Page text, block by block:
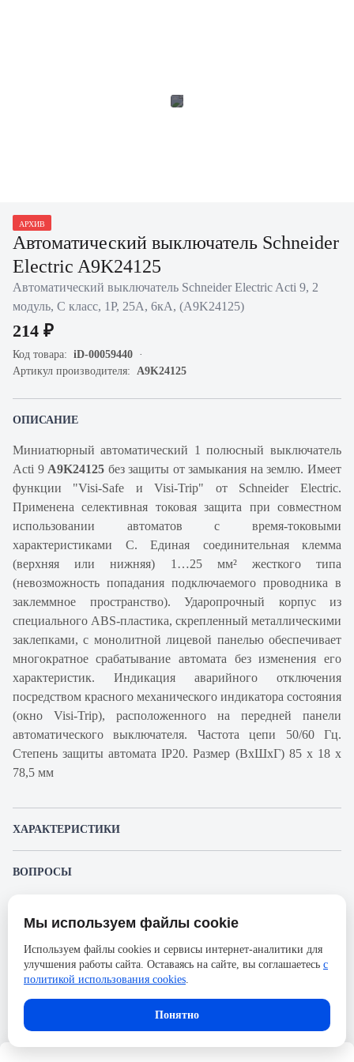
АРХИВ
Автоматический выключатель Schneider
Electric A9K24125
Автоматический выключатель Schneider Electric Acti 9, 2
модуль, C класс, 1P, 25А, 6кА, (A9K24125)
214 ₽
Код товара: iD-00059440
Артикул производителя: A9K24125
ОПИСАНИЕ
Миниатюрный автоматический 1 полюсный выключатель
Acti 9 A9K24125 без защиты от замыкания на землю. Имеет
функции "Visi-Safe и Visi-Trip" от Schneider Electric.
Применена селективная токовая защита при совместном
использовании автоматов с время-токовыми
характеристиками С. Единая соединительная клемма
(верхняя или нижняя) 1…25 мм² жесткого типа
(невозможность попадания подключаемого проводника в
заклеммное пространство). Ударопрочный корпус из
специального ABS-пластика, скрепленный металлическими
заклепками, с монолитной лицевой панелью обеспечивает
многократное срабатывание автомата без изменения его
характеристик. Индикация аварийного отключения
посредством красного механического индикатора состояния
(окно Visi-Trip), расположенного на передней панели
автоматического выключателя. Частота цепи 50/60 Гц.
Степень защиты автомата IP20. Размер (ВхШхГ) 85 х 18 х
78,5 мм
ХАРАКТЕРИСТИКИ
Производитель
Серия
Acti 9
Номинальный ток
Напряжение, В
72
Количество полюсов
ВОПРОСЫ
Пожалуйста, авторизуйтесь, чтобы иметь
возможность оставлять вопросы.
Представленные изображения и характеристики могут отличаться от реального
без предварительного уведомления. Компания АйДистрибьют не несёт
ответственности в случае не соответствия текущей модели товаров фотографиям,
размещённым в карточке товара.
Мы используем файлы cookie
Используем файлы cookies и сервисы интернет-аналитики для
улучшения работы сайта. Оставаясь на сайте, вы соглашаетесь с
политикой использования cookies.
Понятно